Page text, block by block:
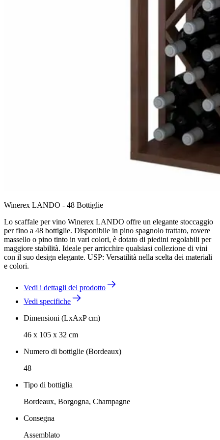
Winerex LANDO - 48 Bottiglie
Lo scaffale per vino Winerex LANDO offre un elegante stoccaggio
per fino a 48 bottiglie. Disponibile in pino spagnolo trattato, rovere
massello o pino tinto in vari colori, è dotato di piedini regolabili per
maggiore stabilità. Ideale per arricchire qualsiasi collezione di vini
con il suo design elegante. USP: Versatilità nella scelta dei materiali
e colori.
Vedi i dettagli del prodotto
Vedi specifiche
Dimensioni (LxAxP cm)
46 x 105 x 32 cm
Numero di bottiglie (Bordeaux)
48
Tipo di bottiglia
Bordeaux, Borgogna, Champagne
Consegna
Assemblato